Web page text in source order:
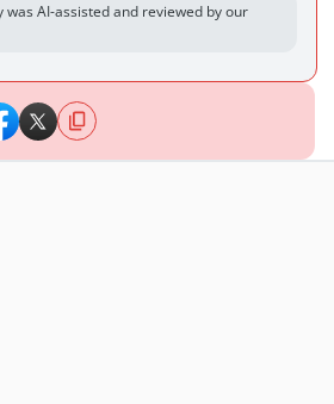
AI-assisted and reviewed by our